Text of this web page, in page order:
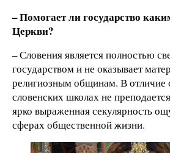
– Помогает ли государство
Церкви?
– Словения является полностью
государством и не оказывает
религиозным общинам. В отличие
словенских школах не
ярко выраженная секулярность
сферах общественной жизни.